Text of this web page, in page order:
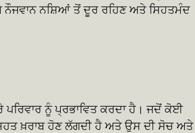
ਜੋ ਨੌਜਵਾਨ ਨਸ਼ਿਆਂ ਤੋਂ ਦੂਰ ਰਹਿਣ ਅਤੇ ਸਿਹਤਮੰਦ
ਪਰਿਵਾਰ ਨੂੰ ਪ੍ਰਭਾਵਿਤ ਕਰਦਾ ਹੈ। ਜਦੋਂ ਕੋਈ
ਖ਼ਰਾਬ ਹੋਣ ਲੱਗਦੀ ਹੈ ਅਤੇ ਉਸ ਦੀ ਸੋਚ ਅਤੇ